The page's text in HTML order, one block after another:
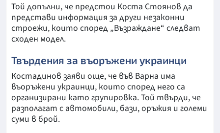
Той допълни, че предстои Коста Стоянов да
представи информация за други незаконни
строежи, които според „Възраждане“ следват
сходен модел.
Твърдения за въоръжени украинци
Костадинов заяви още, че във Варна има
въоръжени украинци, които според него са
организирани като групировка. Той твърди, че
разполагат с автомобили, бази, оръжия и големи
суми в брой.